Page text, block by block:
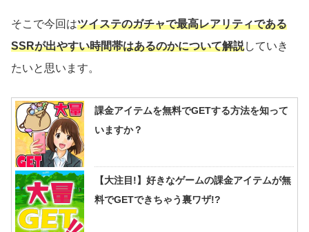
そこで今回はツイステのガチャで最高レアリティである
SSRが出やすい時間帯はあるのかについて解説していき
たいと思います。
課金アイテムを無料でGETする方法を知って
いますか？
【大注目!】好きなゲームの課金アイテムが無
料でGETできちゃう裏ワザ!?